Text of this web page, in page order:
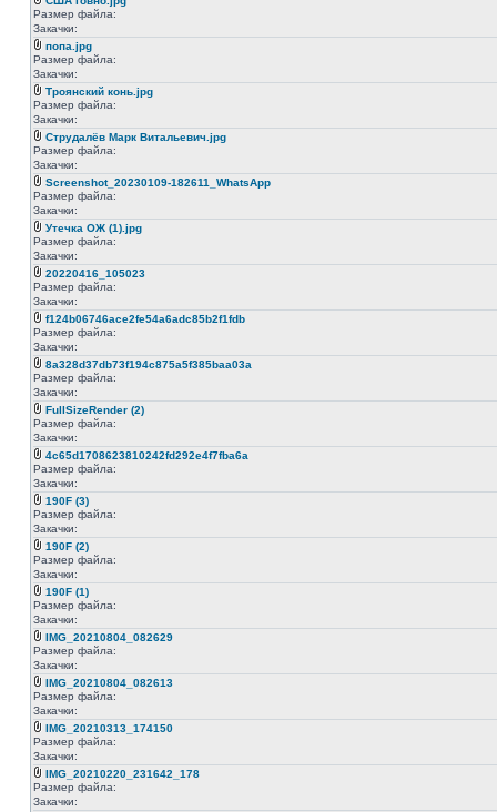
Размер файла:
Закачки:
попа.jpg
Размер файла:
Закачки:
Троянский конь.jpg
Размер файла:
Закачки:
Струдалёв Марк Витальевич.jpg
Размер файла:
Закачки:
Screenshot_20230109-182611_WhatsApp
Размер файла:
Закачки:
Утечка ОЖ (1).jpg
Размер файла:
Закачки:
20220416_105023
Размер файла:
Закачки:
f124b06746ace2fe54a6adc85b2f1fdb
Размер файла:
Закачки:
8a328d37db73f194c875a5f385baa03a
Размер файла:
Закачки:
FullSizeRender (2)
Размер файла:
Закачки:
4c65d1708623810242fd292e4f7fba6a
Размер файла:
Закачки:
190F (3)
Размер файла:
Закачки:
190F (2)
Размер файла:
Закачки:
190F (1)
Размер файла:
Закачки:
IMG_20210804_082629
Размер файла:
Закачки:
IMG_20210804_082613
Размер файла:
Закачки:
IMG_20210313_174150
Размер файла:
Закачки:
IMG_20210220_231642_178
Размер файла:
Закачки: